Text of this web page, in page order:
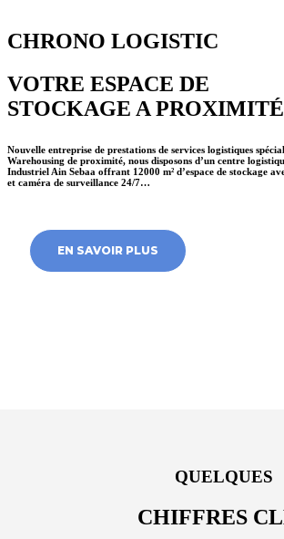
CHRONO LOGISTIC
VOTRE ESPACE DE
STOCKAGE A
Nouvelle entreprise de prestations de services logistiques
Warehousing de proximité, nous disposons d’un centre
Industriel Ain Sebaa offrant 12000 m² d’espace de stockage
et caméra de surveillance 24/7…
EN SAVOIR PLUS
QUELQUES
CHIFFRES